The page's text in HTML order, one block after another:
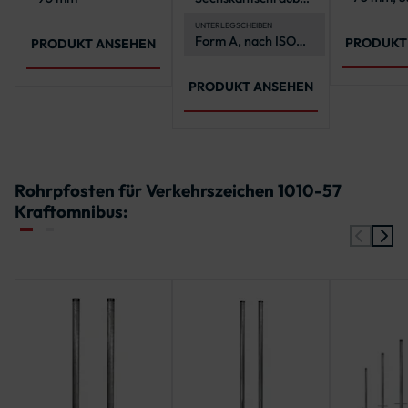
PRODUKT ANSEHEN
Edelstahl (A2-70),
nach ISO 4017 und
UNTERLEGSCHEIBEN
Form A, nach ISO
PRODUKT ANSEHEN
Rohrpfosten für Verkehrszeichen 1010-57
Kraftomnibus: